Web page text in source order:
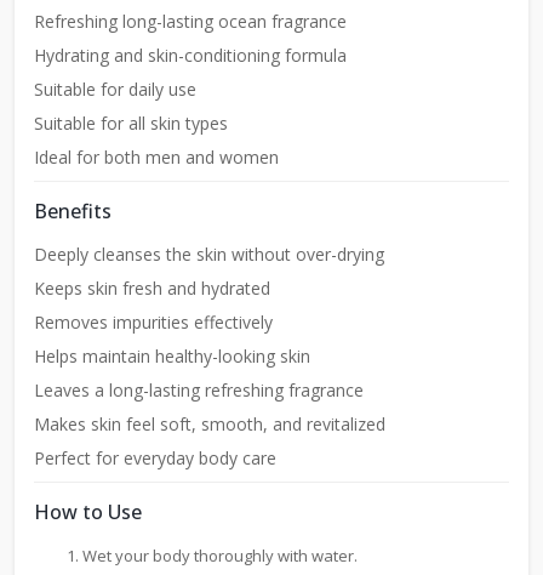
Refreshing long-lasting ocean fragrance
Hydrating and skin-conditioning formula
Suitable for daily use
Suitable for all skin types
Ideal for both men and women
Benefits
Deeply cleanses the skin without over-drying
Keeps skin fresh and hydrated
Removes impurities effectively
Helps maintain healthy-looking skin
Leaves a long-lasting refreshing fragrance
Makes skin feel soft, smooth, and revitalized
Perfect for everyday body care
How to Use
Wet your body thoroughly with water.